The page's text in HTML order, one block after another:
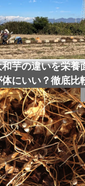
芋の違いを栄養
にいい？徹底比